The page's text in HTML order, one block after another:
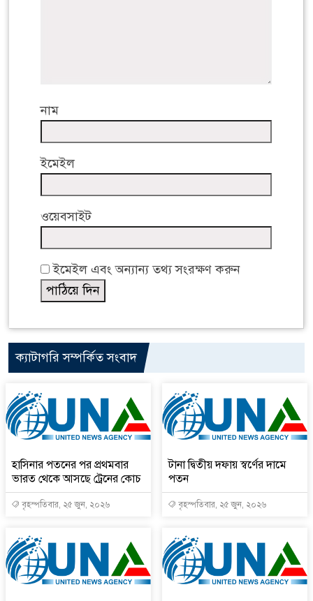
নাম
ইমেইল
ওয়েবসাইট
ইমেইল এবং অন্যান্য তথ্য সংরক্ষণ করুন
ক্যাটাগরি সম্পর্কিত সংবাদ
হাসিনার পতনের পর প্রথমবার
ভারত থেকে আসছে ট্রেনের কোচ
বৃহস্পতিবার, ২৫ জুন, ২০২৬
টানা দ্বিতীয় দফায় স্বর্ণের দামে
পতন
বৃহস্পতিবার, ২৫ জুন, ২০২৬